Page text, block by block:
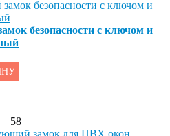
безопасности с ключом и
58